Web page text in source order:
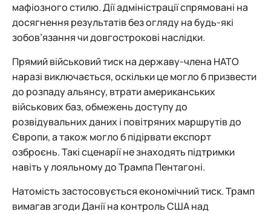
мафіозного стилю. Дії адміністрації спрямовані на
досягнення результатів без огляду на будь-які
зобов’язання чи довгострокові наслідки.
Прямий військовий тиск на державу-члена НАТО
наразі виключається, оскільки це могло б призвести
до розпаду альянсу, втрати американських
військових баз, обмежень доступу до
розвідувальних даних і повітряних маршрутів до
Європи, а також могло б підірвати експорт
озброєнь. Такі сценарії не знаходять підтримки
навіть у лояльному до Трампа Пентагоні.
Натомість застосовується економічний тиск. Трамп
вимагав згоди Данії на контроль США над